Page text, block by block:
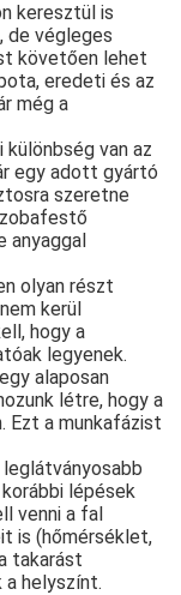
keresztül is
de végleges
követően lehet
eredeti és az
még a
különbség van az
egy adott gyártó
szeretne
anyaggal
olyan részt
kerül
hogy a
legyenek.
alaposan
létre, hogy a
Ezt a munkafázist
lépések
venni a fal
is (hőmérséklet,
takarást
a helyszínt.